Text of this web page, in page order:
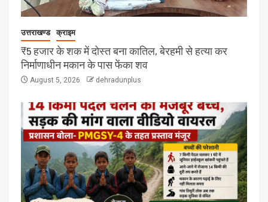
उत्तराखण्ड क्राइम
₹5 हजार के शक में दोस्त बना कातिल, बेरहमी से हत्या कर
निर्माणाधीन मकान के पास फेंका शव
August 5, 2026 dehradunplus